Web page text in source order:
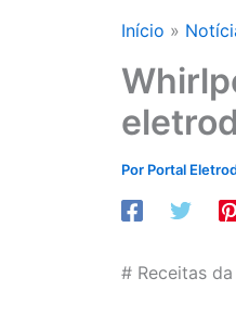
Início
Por Portal
# Receitas